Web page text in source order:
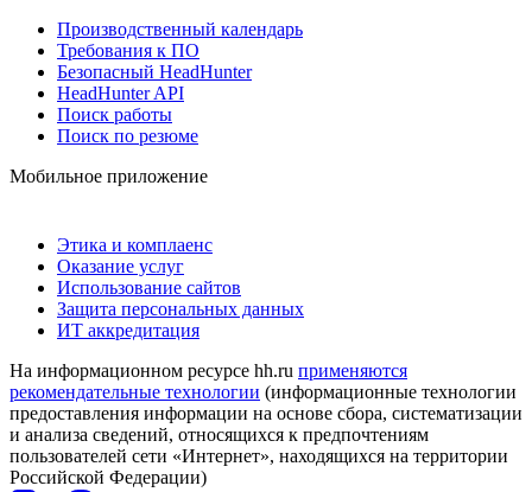
Производственный календарь
Требования к ПО
Безопасный HeadHunter
HeadHunter API
Поиск работы
Поиск по резюме
Мобильное приложение
Этика и комплаенс
Оказание услуг
Использование сайтов
Защита персональных данных
ИТ аккредитация
На информационном ресурсе hh.ru применяются
рекомендательные технологии (информационные технологии
предоставления информации на основе сбора, систематизации
и анализа сведений, относящихся к предпочтениям
пользователей сети «Интернет», находящихся на территории
Российской Федерации)